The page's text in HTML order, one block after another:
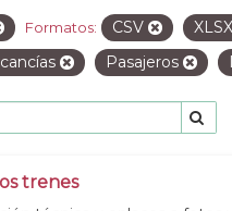
Formatos: CSV XLSX
Pasajeros
trenes